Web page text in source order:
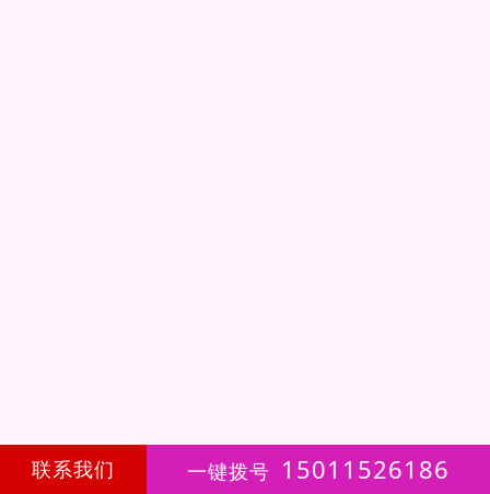
联系我们 一键拨号 15011526186